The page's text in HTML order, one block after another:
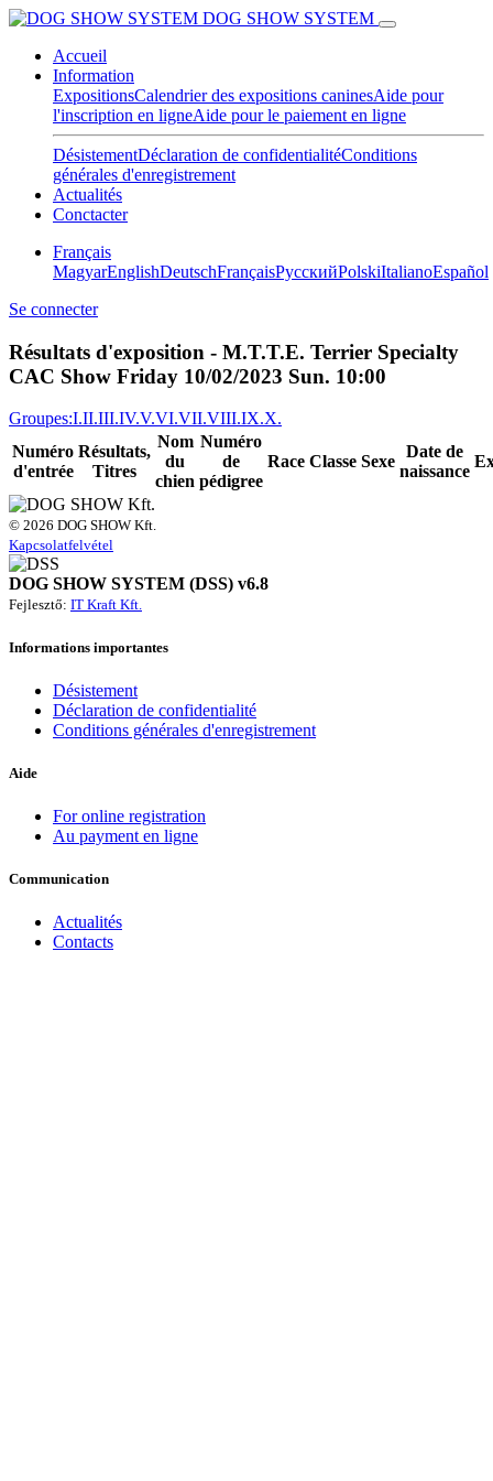
DOG SHOW SYSTEM
Accueil
Information
ExpositionsCalendrier des expositions caninesAide pour
l'inscription en ligneAide pour le paiement en ligne
DésistementDéclaration de confidentialitéConditions
générales d'enregistrement
Actualités
Conctacter
Français
MagyarEnglishDeutschFrançaisPусскийPolskiItalianoEspañol
Se connecter
Résultats d'exposition - M.T.T.E. Terrier Specialty
CAC Show Friday 10/02/2023 Sun. 10:00
Groupes:I.II.III.IV.V.VI.VII.VIII.IX.X.
Numéro
d'entrée
Résultats,
Titres
Nom
du
chien
Numéro
de
pédigree
Race Classe Sexe
Date de
naissance
© 2026 DOG SHOW Kft.
Kapcsolatfelvétel
DOG SHOW SYSTEM (DSS) v6.8
Fejlesztő: IT Kraft Kft.
Informations importantes
Désistement
Déclaration de confidentialité
Conditions générales d'enregistrement
Aide
For online registration
Au payment en ligne
Communication
Actualités
Contacts